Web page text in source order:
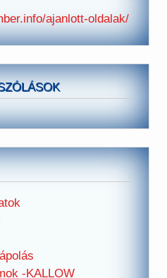
ajanlott-oldalak/
-KALLOW